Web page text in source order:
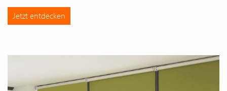
Jetzt entdecken